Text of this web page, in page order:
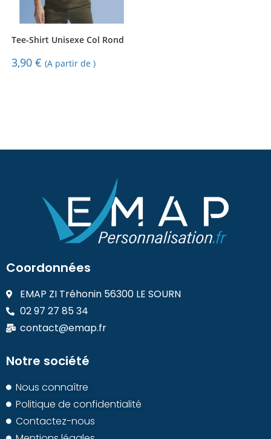
Tee-Shirt Unisexe Col Rond
3,90 € (A partir de )
Coordonnées
EMAP ZI Tréhonin 56300 LE SOURN
02 97 27 85 34
contact@emap.fr
Notre société
Nous connaître
Politique de confidentialité
Contactez-nous